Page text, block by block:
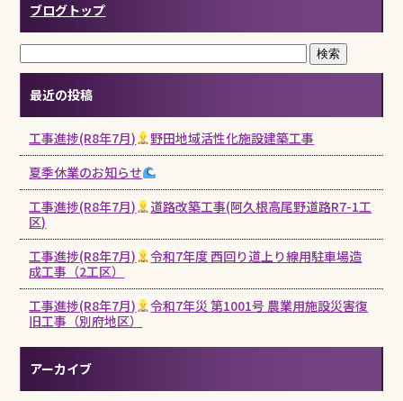
ブログトップ
最近の投稿
工事進捗(R8年7月)
野田地域活性化施設建築工事
夏季休業のお知らせ
工事進捗(R8年7月)
道路改築工事(阿久根高尾野道路R7-1工
区)
工事進捗(R8年7月)
令和7年度 西回り道上り線用駐車場造
成工事（2工区）
工事進捗(R8年7月)
令和7年災 第1001号 農業用施設災害復
旧工事（別府地区）
アーカイブ